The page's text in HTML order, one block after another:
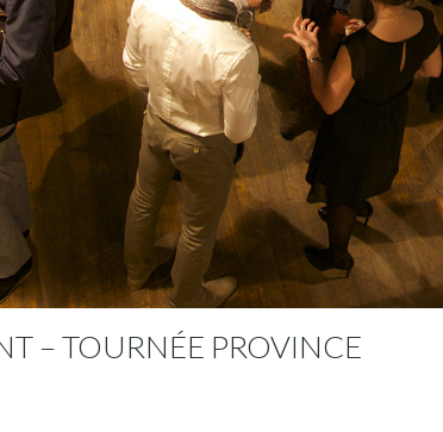
– TOURNÉE PROVINCE